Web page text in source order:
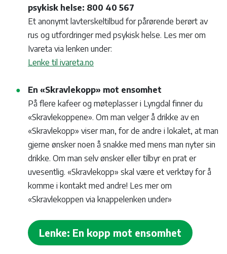
psykisk helse: 800 40 567
Et anonymt lavterskeltilbud for pårørende berørt av
rus og utfordringer med psykisk helse. Les mer om
Ivareta via lenken under:
Lenke til ivareta.no
En «Skravlekopp» mot ensomhet
På flere kafeer og møteplasser i Lyngdal finner du
«Skravlekoppene». Om man velger å drikke av en
«Skravlekopp» viser man, for de andre i lokalet, at man
gjerne ønsker noen å snakke med mens man nyter sin
drikke. Om man selv ønsker eller tilbyr en prat er
uvesentlig. «Skravlekopp» skal være et verktøy for å
komme i kontakt med andre! Les mer om
«Skravlekoppen via knappelenken under»
Lenke: En kopp mot ensomhet